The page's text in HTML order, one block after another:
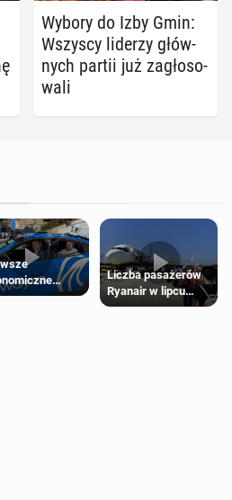
Wybory do Izby Gmin:
Wszyscy liderzy głów­
nych partii już za­gło­so­
wa­li
pojawią się
Liczba pasażerów
Ryanair w lipcu
pobiła rekord